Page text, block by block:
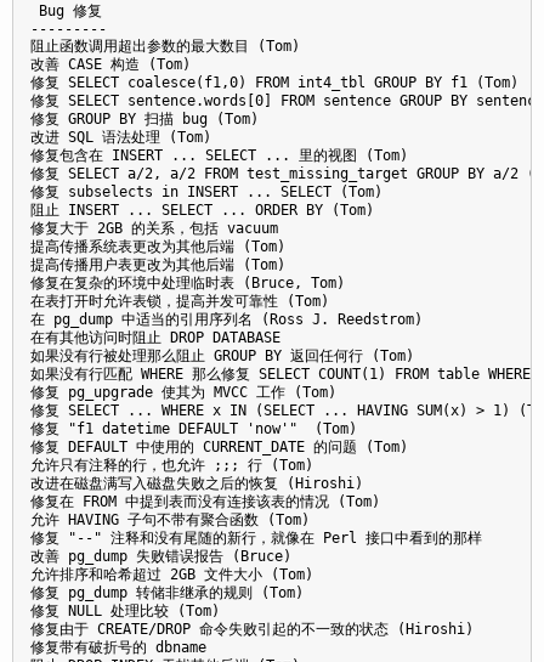
Bug 修复
---------
阻止函数调用超出参数的最大数目 (Tom)
改善 CASE 构造 (Tom)
修复 SELECT coalesce(f1,0) FROM int4_tbl GROUP BY f1 (Tom)
修复 SELECT sentence.words[0] FROM sentence GROUP BY
修复 GROUP BY 扫描 bug (Tom)
改进 SQL 语法处理 (Tom)
修复包含在 INSERT ... SELECT ... 里的视图 (Tom)
修复 SELECT a/2, a/2 FROM test_missing_target GROUP BY a/2
修复 subselects in INSERT ... SELECT (Tom)
阻止 INSERT ... SELECT ... ORDER BY (Tom)
修复大于 2GB 的关系，包括 vacuum
提高传播系统表更改为其他后端 (Tom)
提高传播用户表更改为其他后端 (Tom)
修复在复杂的环境中处理临时表 (Bruce, Tom)
在表打开时允许表锁，提高并发可靠性 (Tom)
在 pg_dump 中适当的引用序列名 (Ross J. Reedstrom)
在有其他访问时阻止 DROP DATABASE
如果没有行被处理那么阻止 GROUP BY 返回任何行 (Tom)
如果没有行匹配 WHERE 那么修复 SELECT COUNT(1) FROM table
修复 pg_upgrade 使其为 MVCC 工作 (Tom)
修复 SELECT ... WHERE x IN (SELECT ... HAVING SUM(x) > 1)
修复 "f1 datetime DEFAULT 'now'"  (Tom)
修复 DEFAULT 中使用的 CURRENT_DATE 的问题 (Tom)
允许只有注释的行，也允许 ;;; 行 (Tom)
改进在磁盘满写入磁盘失败之后的恢复 (Hiroshi)
修复在 FROM 中提到表而没有连接该表的情况 (Tom)
允许 HAVING 子句不带有聚合函数 (Tom)
修复 "--" 注释和没有尾随的新行，就像在 Perl 接口中看到的那样
改善 pg_dump 失败错误报告 (Bruce)
允许排序和哈希超过 2GB 文件大小 (Tom)
修复 pg_dump 转储非继承的规则 (Tom)
修复 NULL 处理比较 (Tom)
修复由于 CREATE/DROP 命令失败引起的不一致的状态 (Hiroshi)
修复带有破折号的 dbname